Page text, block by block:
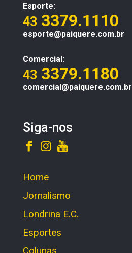
Esporte:
43 3379.1110
esporte@paiquere.com.br
Comercial:
43 3379.1180
comercial@paiquere.com.br
Siga-nos
Home
Jornalismo
Londrina E.C.
Esportes
Colunas